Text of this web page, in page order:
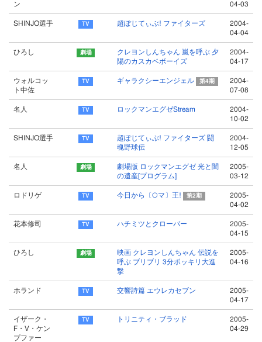
ン
04-03
SHINJO選手 超ぽじてぃぶ! ファイターズ
2004-
04-04
ひろし
クレヨンしんちゃん 嵐を呼ぶ 夕
陽のカスカベボーイズ
2004-
04-17
ウォルコッ
ト中佐
ギャラクシーエンジェル 第4期
2004-
07-08
名人 ロックマンエグゼStream
2004-
10-02
SHINJO選手
超ぽじてぃぶ! ファイターズ 闘
魂野球伝
2004-
12-05
名人
劇場版 ロックマンエグゼ 光と闇
の遺産[プログラム]
2005-
03-12
ロドリゲ 今日から〔○マ〕王! 第2期
2005-
04-02
花本修司 ハチミツとクローバー
2005-
04-15
ひろし
映画 クレヨンしんちゃん 伝説を
呼ぶ ブリブリ 3分ポッキリ大進
撃
2005-
04-16
ホランド 交響詩篇 エウレカセブン
2005-
04-17
イザーク・
F・V・ケン
プファー
トリニティ・ブラッド
2005-
04-29